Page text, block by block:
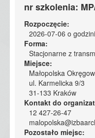
nr szkolenia:
Rozpoczęcie:
2026-07-06 o
Forma:
Stacjonarne z
Miejsce:
Małopolska
ul. Karmelicka 9/3
31-133 Kraków
Kontakt do
12 427-26-47
Pozostało miejsc: